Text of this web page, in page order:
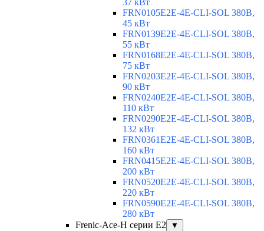
37 кВт
FRN0105E2E-4E-CLI-SOL 380В,
45 кВт
FRN0139E2E-4E-CLI-SOL 380В,
55 кВт
FRN0168E2E-4E-CLI-SOL 380В,
75 кВт
FRN0203E2E-4E-CLI-SOL 380В,
90 кВт
FRN0240E2E-4E-CLI-SOL 380В,
110 кВт
FRN0290E2E-4E-CLI-SOL 380В,
132 кВт
FRN0361E2E-4E-CLI-SOL 380В,
160 кВт
FRN0415E2E-4E-CLI-SOL 380В,
200 кВт
FRN0520E2E-4E-CLI-SOL 380В,
220 кВт
FRN0590E2E-4E-CLI-SOL 380В,
280 кВт
Frenic-Ace-H серии E2
▼